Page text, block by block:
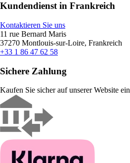
Kundendienst in Frankreich
Kontaktieren Sie uns
11 rue Bernard Maris
37270 Montlouis-sur-Loire, Frankreich
+33 1 86 47 62 58
Sichere Zahlung
Kaufen Sie sicher auf unserer Website ein